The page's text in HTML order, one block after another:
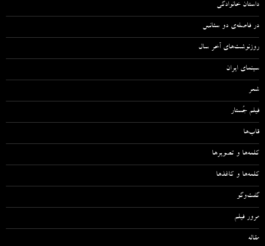
داستان خانوادگی
در فاصله‌ی دو سئانس
روزنوشت‌های آخر سال
سینمای ایران
شعر
فیلم جُستار
قاب‌ها
کلمه‌ها و تصویرها
کلمه‌ها و کاغذها
گفت‌وگو
مرور فیلم
مقاله‌